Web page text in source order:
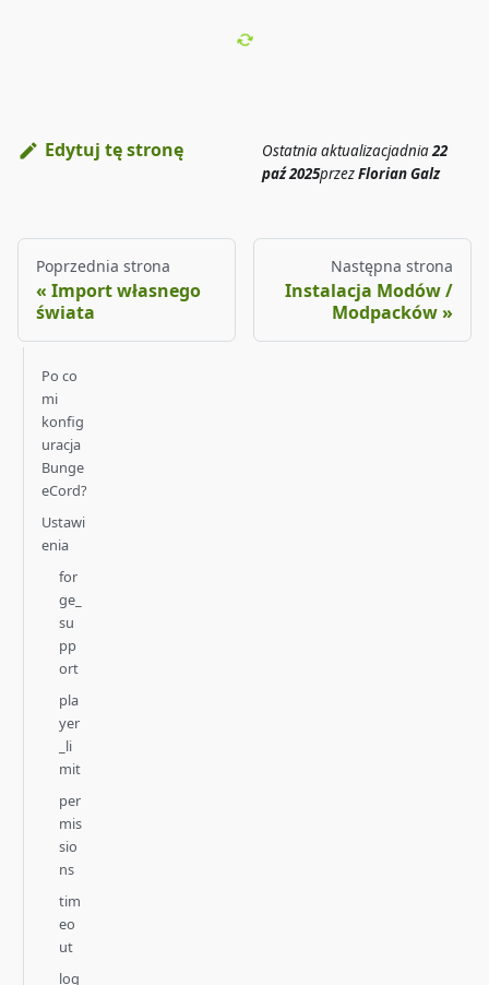
Edytuj tę stronę Ostatnia aktualizacjadnia22
paź 2025przezFlorian Galz
Poprzednia strona
Import własnego
świata
Następna strona
Instalacja Modów /
Modpacków
Po co
mi
konfig
uracja
Bunge
eCord?
Ustawi
enia
for
ge_
su
pp
ort
pla
yer
_li
mit
per
mis
sio
ns
tim
eo
ut
log